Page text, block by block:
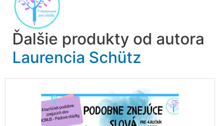
Ďalšie produkty od autora
Laurencia Schütz